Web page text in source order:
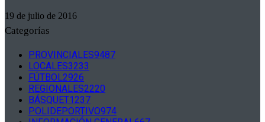
19 de julio de 2016
Categorías
PROVINCIALES9487
LOCALES3233
FÚTBOL2926
REGIONALES2220
BÁSQUET1237
POLIDEPORTIVO974